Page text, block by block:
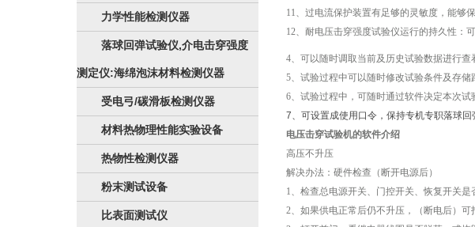
力学性能检测仪器
落球回弹试验仪,介电击穿强度
测定仪:海绵泡沫材料检测仪器
受电弓/碳滑板检测仪器
材料热物理性能实验设备
热物性检测仪器
粉末测试设备
比表面测试仪
11、过电流保护装置有足够的灵敏度，能够
12、耐电压击穿强度试验仪运行的持久性：
4、可以随时调取当前及历史试验数据进行查
5、试验过程中可以随时修改试验条件及存储
6、试验过程中，可随时通过软件决定本次试
7、可设置成使用口令，保持专机专职落球
电压击穿试验机的软件介绍
高压不升压
解决办法：硬件检查（断开电源后）
1、检查总电源开关、门控开关、恢复开关是
2、如果供电正常后仍不升压，（断电后）